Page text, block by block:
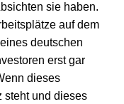
sie haben.
auf dem
deutschen
erst gar
dieses
steht und dieses